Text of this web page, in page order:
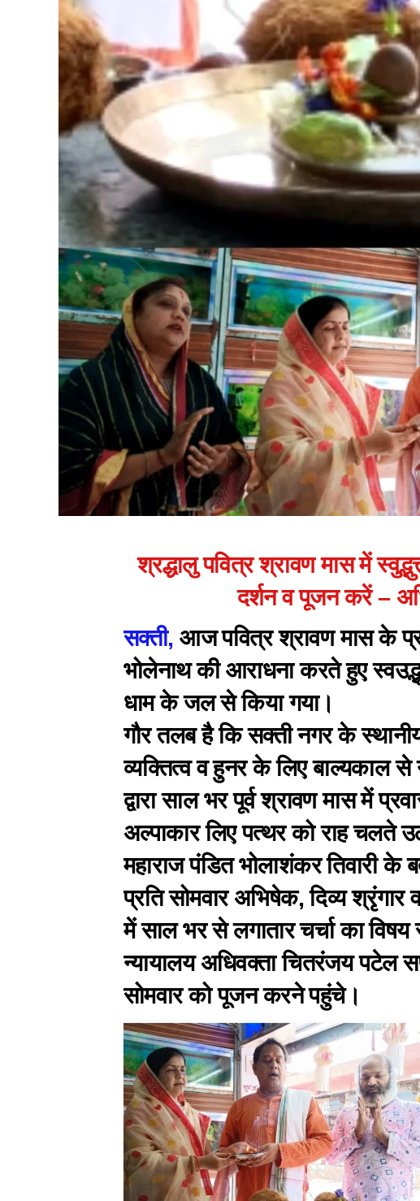
श्रद्धालु पवित्र श्रावण मास में
दर्शन व पूजन करें –
सक्ती, आज पवित्र श्रावण मास के
भोलेनाथ की आराधना करते हुए
धाम के जल से किया गया।
गौर तलब है कि सक्ती नगर के
व्यक्तित्व व हुनर के लिए बाल्यकाल
द्वारा साल भर पूर्व श्रावण मास में
अल्पाकार लिए पत्थर को राह
महाराज पंडित भोलाशंकर तिवारी
प्रति सोमवार अभिषेक, दिव्य
में साल भर से लगातार चर्चा का
न्यायालय अधिवक्ता चितरंजय पटेल
सोमवार को पूजन करने पहुंचे।